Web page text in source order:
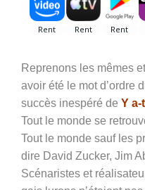
Reprenons les mêmes
avoir été le mot d’ordre
succès inespéré de Y a-
Tout le monde se
Tout le monde sauf les
dire David Zucker, Jim
Scénaristes et